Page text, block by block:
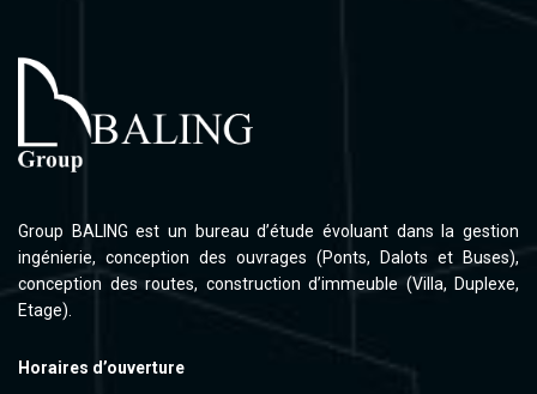
Group BALING est un bureau d’étude évoluant dans la gestion
ingénierie, conception des ouvrages (Ponts, Dalots et Buses),
conception des routes, construction d’immeuble (Villa, Duplexe,
Etage).
Horaires d’ouverture